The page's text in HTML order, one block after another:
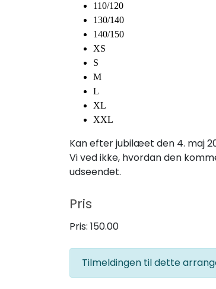
110/120
130/140
140/150
XS
S
M
L
XL
XXL
Kan efter jubilæet den 4. maj
Vi ved ikke, hvordan den
udseendet.
Pris
Pris: 150.00
Tilmeldingen til dette